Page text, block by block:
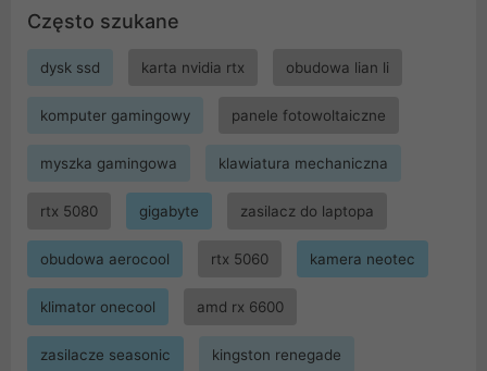
Często szukane
dysk ssd karta nvidia rtx obudowa lian li
komputer gamingowy panele fotowoltaiczne
myszka gamingowa klawiatura mechaniczna
rtx 5080 gigabyte zasilacz do laptopa
obudowa aerocool rtx 5060 kamera neotec
klimator onecool amd rx 6600
zasilacze seasonic kingston renegade